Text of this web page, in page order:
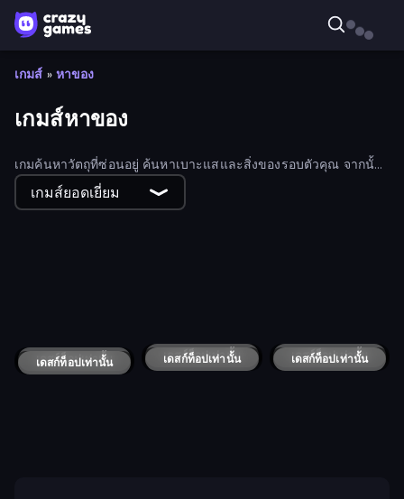
เกมส์ » หาของ
เกมส์หาของ
เกมค้นหาวัตถุที่ซ่อนอยู่ ค้นหาเบาะแสและสิ่งของรอบตัวคุณ จากนั้น
จัดเรียงตามเกมที่เล่นมากที่สุดหรือเกมใหม่!
เกมส์ยอดเยี่ยม
Maldives Hidden Objects 100 Doors Challenge
Hide and Luig Adventure Blackriver Mystery: Hidden Objects Seek & Find - Hidden Object Game
Find Goo Goo Gaga Search Hidden Objects: Find Them Detective Loupe Puzzle
Daily Emoji Hunt The Museum of Dots Wendy: Mansion Mystery
100 Doors: Around the World เดสก์ท็อปเท่านั้น เดสก์ท็อปเท่านั้น
เดสก์ท็อปเท่านั้น เดสก์ท็อปเท่านั้น
Brother Wake Up เดสก์ท็อปเท่านั้น
เดสก์ท็อปเท่านั้น
Hidden Mars